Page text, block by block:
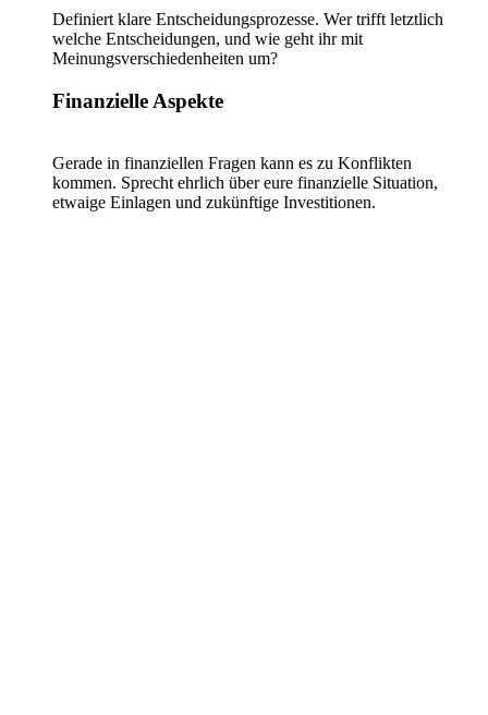
Definiert klare Entscheidungsprozesse. Wer trifft letztlich
welche Entscheidungen, und wie geht ihr mit
Meinungsverschiedenheiten um?
Finanzielle Aspekte
Gerade in finanziellen Fragen kann es zu Konflikten
kommen. Sprecht ehrlich über eure finanzielle Situation,
etwaige Einlagen und zukünftige Investitionen.